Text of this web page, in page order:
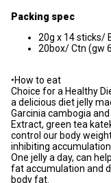
Packing spec
20g x 14 sticks/
20box/ Ctn (gw
•How to eat
Choice for a Healthy
a delicious diet jelly
Garcinia cambogia
Extract, green tea
control our body
inhibiting
One jelly a day, can
fat accumulation and
body fat.